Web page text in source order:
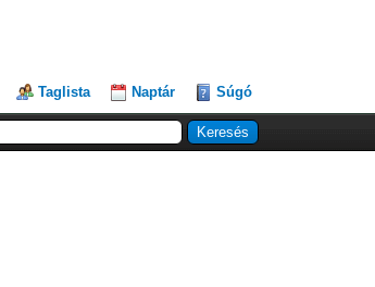
Taglista Naptár Súgó